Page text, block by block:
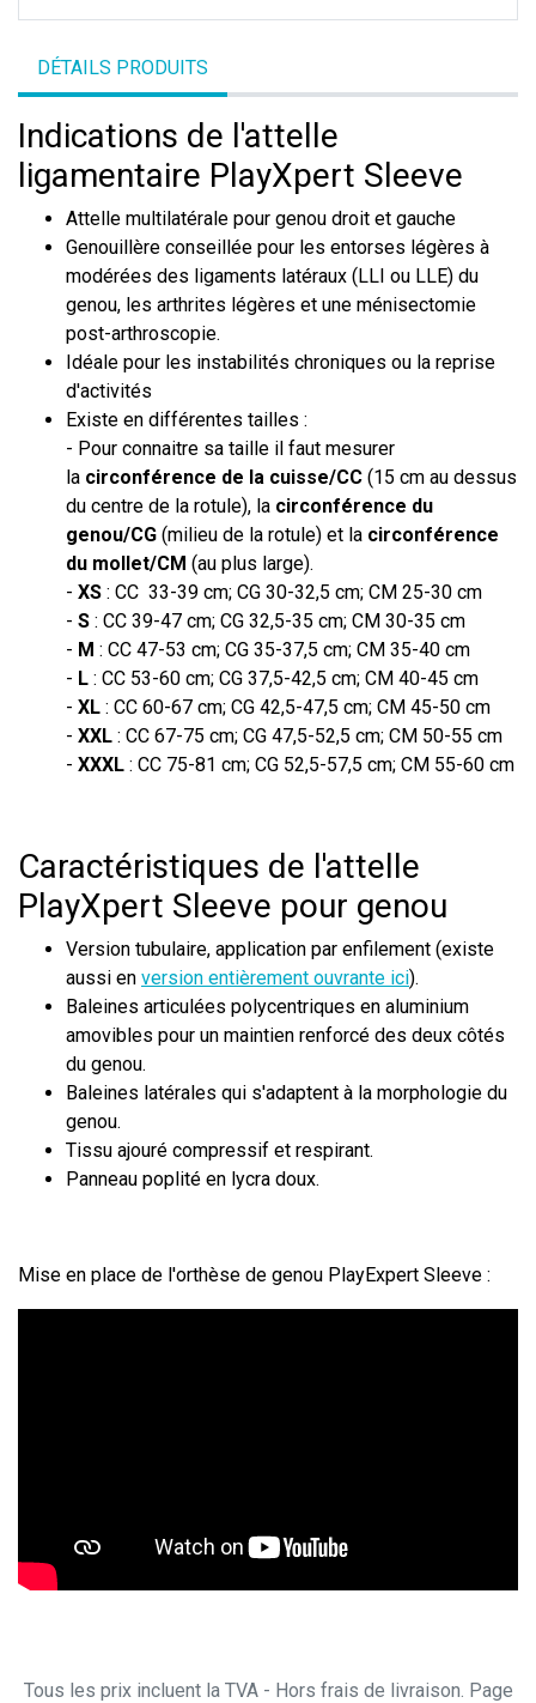
DÉTAILS PRODUITS
Indications de l'attelle
ligamentaire PlayXpert Sleeve
Attelle multilatérale pour genou droit et gauche
Genouillère conseillée pour les entorses légères à
modérées des ligaments latéraux (LLI ou LLE) du
genou, les arthrites légères et une ménisectomie
post-arthroscopie.
Idéale pour les instabilités chroniques ou la reprise
d'activités
Existe en différentes tailles :
- Pour connaitre sa taille il faut mesurer
la circonférence de la cuisse/CC (15 cm au dessus
du centre de la rotule), la circonférence du
genou/CG (milieu de la rotule) et la circonférence
du mollet/CM (au plus large).
- XS : CC 33-39 cm; CG 30-32,5 cm; CM 25-30 cm
- S : CC 39-47 cm; CG 32,5-35 cm; CM 30-35 cm
- M : CC 47-53 cm; CG 35-37,5 cm; CM 35-40 cm
- L : CC 53-60 cm; CG 37,5-42,5 cm; CM 40-45 cm
- XL : CC 60-67 cm; CG 42,5-47,5 cm; CM 45-50 cm
- XXL : CC 67-75 cm; CG 47,5-52,5 cm; CM 50-55 cm
- XXXL : CC 75-81 cm; CG 52,5-57,5 cm; CM 55-60 cm
Caractéristiques de l'attelle
PlayXpert Sleeve pour genou
Version tubulaire, application par enfilement (existe
aussi en version entièrement ouvrante ici).
Baleines articulées polycentriques en aluminium
amovibles pour un maintien renforcé des deux côtés
du genou.
Baleines latérales qui s'adaptent à la morphologie du
genou.
Tissu ajouré compressif et respirant.
Panneau poplité en lycra doux.
Mise en place de l'orthèse de genou PlayExpert Sleeve :
Tous les prix incluent la TVA - Hors frais de livraison. Page